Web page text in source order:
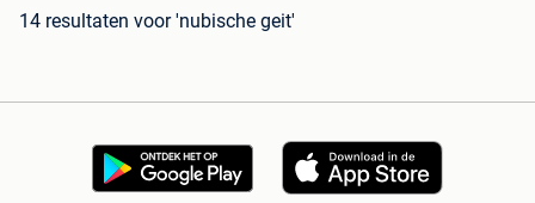
14 resultaten voor 'nubische geit'